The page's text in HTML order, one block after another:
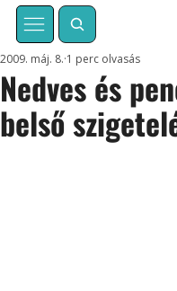
Nedves és
belső
2009. máj. 8. 1 perc olvasás